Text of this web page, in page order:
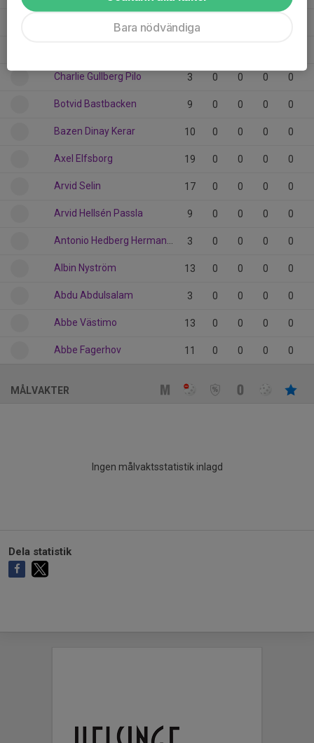
13
Charlie Gullberg Pilo 3 0 0 0 0
Botvid Bastbacken 9 0 0 0 0
Bazen Dinay Kerar 10 0 0 0 0
Axel Elfsborg 19 0 0 0 0
Arvid Selin 17 0 0 0 0
Arvid Hellsén Passla 9 0 0 0 0
Antonio Hedberg Hermansson 3 0 0 0 0
Albin Nyström 13 0 0 0 0
Abdu Abdulsalam 3 0 0 0 0
Abbe Västimo 13 0 0 0 0
Abbe Fagerhov 11 0 0 0 0
MÅLVAKTER
Ingen målvaktsstatistik inlagd
Dela statistik
Bara nödvändiga